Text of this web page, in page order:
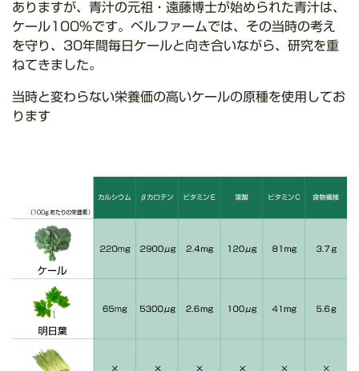
ありますが、青汁の元祖・遠藤博士が始められた青汁は、
ケール100%です。ベルファームでは、その当時の考え
を守り、30年間毎日ケールと向き合いながら、研究を重
ねてきました。
当時と変わらない栄養価の高いケールの原種を使用してお
ります